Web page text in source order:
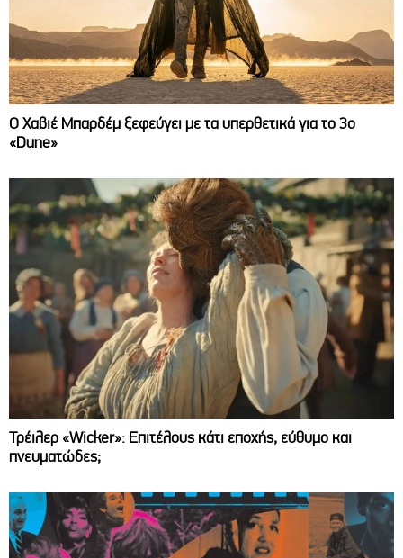
O Χαβιέ Μπαρδέμ ξεφεύγει με τα υπερθετικά για το 3ο
«Dune»
Τρέιλερ «Wicker»: Επιτέλους κάτι εποχής, εύθυμο και
πνευματώδες;